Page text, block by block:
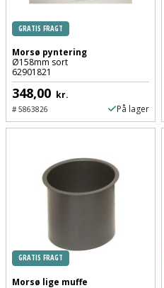
opbevaring
Værktøjssæt
Vaterpas
Slagnøgle
Slagnøgletilbehør
Slagskruetrækker
Slibemaskine
Sømpistoltilbehør
Stiftepistol
Udebruser
afskærmning
Varme
Varmepumpeskjuler
gardin
GRATIS FRAGT
Morsø pyntering
Ø158mm sort
62901821
348,00 kr.
#5863826 På lager
GRATIS FRAGT
Morsø lige muffe